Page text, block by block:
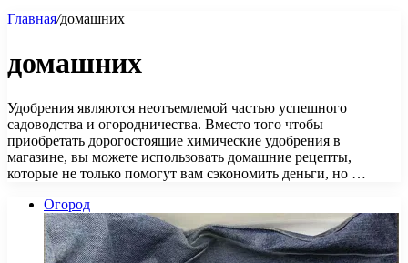
Главная/домашних
домашних
Удобрения являются неотъемлемой частью успешного
садоводства и огородничества. Вместо того чтобы
приобретать дорогостоящие химические удобрения в
магазине, вы можете использовать домашние рецепты,
которые не только помогут вам сэкономить деньги, но …
Огород